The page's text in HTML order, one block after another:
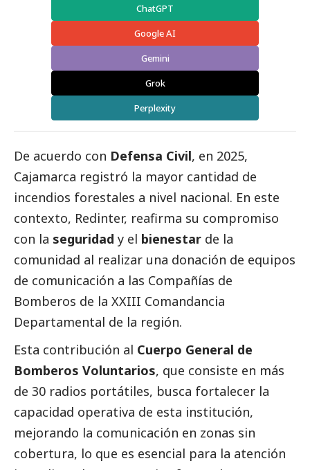
ChatGPT
Google AI
Gemini
Grok
Perplexity
De acuerdo con Defensa Civil, en 2025,
Cajamarca registró la mayor cantidad de
incendios forestales a nivel nacional. En este
contexto, Redinter, reafirma su compromiso
con la seguridad y el bienestar de la
comunidad al realizar una donación de equipos
de comunicación a las Compañías de
Bomberos de la XXIII Comandancia
Departamental de la región.
Esta contribución al Cuerpo General de
Bomberos Voluntarios, que consiste en más
de 30 radios portátiles, busca fortalecer la
capacidad operativa de esta institución,
mejorando la comunicación en zonas sin
cobertura, lo que es esencial para la atención